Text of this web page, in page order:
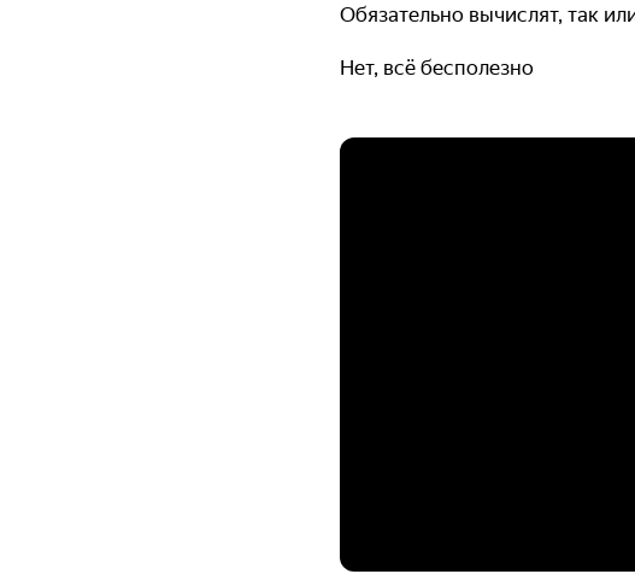
Обязательно вычислят, так
Нет, всё бесполезно